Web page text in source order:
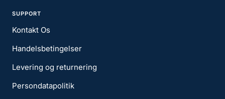
SUPPORT
Kontakt Os
Handelsbetingelser
Levering og returnering
Persondatapolitik